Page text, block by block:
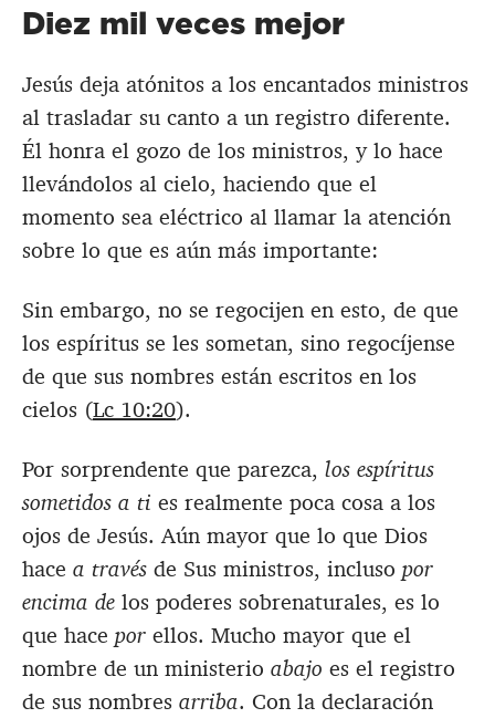
Diez mil veces mejor
Jesús deja atónitos a los encantados ministros
al trasladar su canto a un registro diferente.
Él honra el gozo de los ministros, y lo hace
llevándolos al cielo, haciendo que el
momento sea eléctrico al llamar la atención
sobre lo que es aún más importante:
Sin embargo, no se regocijen en esto, de que
los espíritus se les sometan, sino regocíjense
de que sus nombres están escritos en los
cielos (Lc 10:20).
Por sorprendente que parezca, los espíritus
sometidos a ti es realmente poca cosa a los
ojos de Jesús. Aún mayor que lo que Dios
hace a través de Sus ministros, incluso por
encima de los poderes sobrenaturales, es lo
que hace por ellos. Mucho mayor que el
nombre de un ministerio abajo es el registro
de sus nombres arriba. Con la declaración